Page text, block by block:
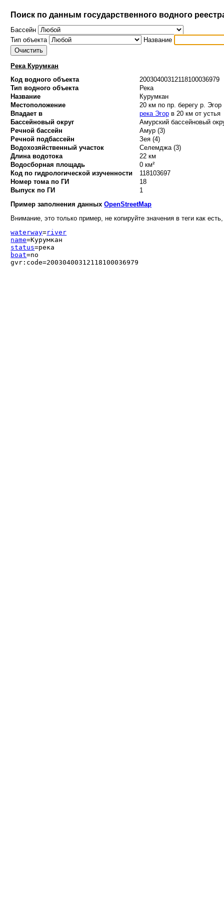
Поиск по данным государственного водного
Бассейн
Тип объекта
Название
Река Курумкан
Код водного объекта
20030400312118100036979
Тип водного объекта
Река
Название
Курумкан
Местоположение
20 км по пр. берегу р. Эгор
Впадает в
река Эгорв 20 км от устья
Бассейновый округ
Амурский бассейновый
Речной бассейн
Амур (3)
Речной подбассейн
Зея (4)
Водохозяйственный участок
Селемджа (3)
Длина водотока
22 км
Водосборная площадь
0 км²
Код по гидрологической изученности
118103697
Номер тома по ГИ
18
Выпуск по ГИ
1
Пример заполнения данныхOpenStreetMap
Внимание, это только пример, не копируйте значения в теги как
waterway=river
name=Курумкан
status=река
boat=no
gvr:code=20030400312118100036979